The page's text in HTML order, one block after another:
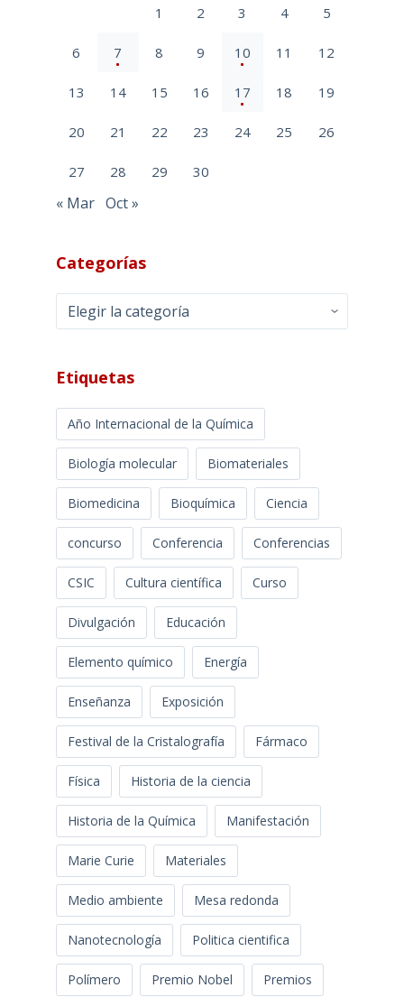
1 2 3 4 5
6 7 8 9 10 11 12
13 14 15 16 17 18 19
20 21 22 23 24 25 26
27 28 29 30
« Mar Oct »
Categorías
Categorías
Etiquetas
Año Internacional de la Química
Biología molecular Biomateriales
Biomedicina Bioquímica Ciencia
concurso Conferencia Conferencias
CSIC Cultura científica Curso
Divulgación Educación
Elemento químico Energía
Enseñanza Exposición
Festival de la Cristalografía Fármaco
Física Historia de la ciencia
Historia de la Química Manifestación
Marie Curie Materiales
Medio ambiente Mesa redonda
Nanotecnología Politica cientifica
Polímero Premio Nobel Premios